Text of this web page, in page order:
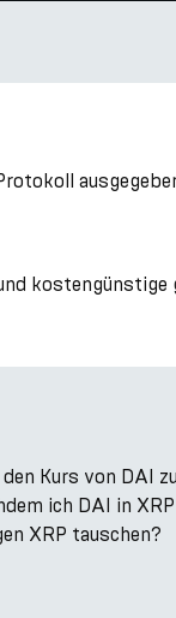
kostengünstige
Kurs von DAI
ich DAI in
XRP tauschen?